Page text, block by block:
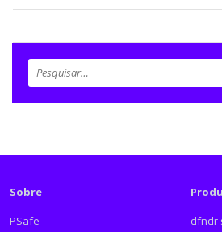
Sobre
PSafe
dfndr